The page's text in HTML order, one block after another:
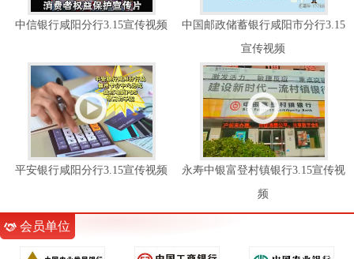
中信银行咸阳分行3.15宣传视频
中国邮政储蓄银行咸阳市分行3.15
宣传视频
平安银行咸阳分行3.15宣传视频
永寿中银富登村镇银行3.15宣传视
频
会员单位